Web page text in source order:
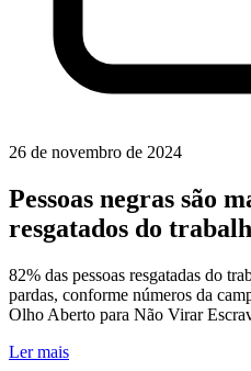
26 de novembro de 2024
Pessoas negras são
resgatados do
82% das pessoas resgatadas do
pardas, conforme números da
Olho Aberto para Não Virar
Ler mais